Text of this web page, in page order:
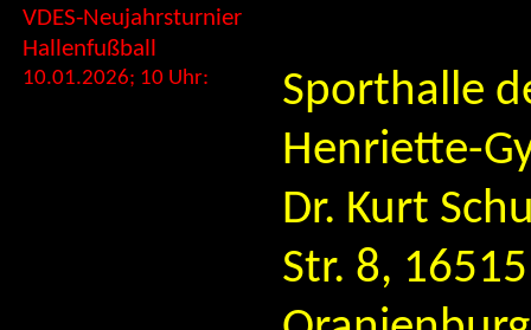
VDES-Neujahrsturnier
Hallenfußball
10.01.2026; 10 Uhr:
Sporthalle
Henriette-
Dr. Kurt
Str. 8, 16515